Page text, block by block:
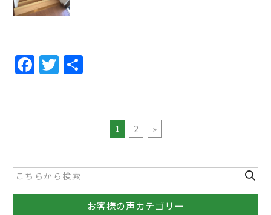
F
o
o
k
T
1 2 »
お客様の声カテゴリー